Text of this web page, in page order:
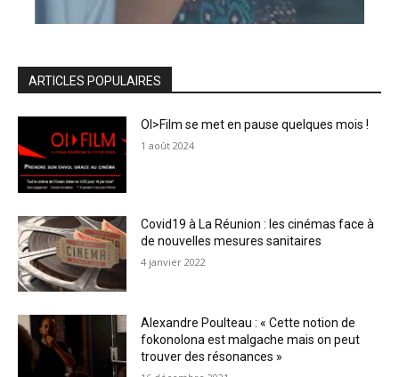
ARTICLES POPULAIRES
OI>Film se met en pause quelques mois !
1 août 2024
Covid19 à La Réunion : les cinémas face à
de nouvelles mesures sanitaires
4 janvier 2022
Alexandre Poulteau : « Cette notion de
fokonolona est malgache mais on peut
trouver des résonances »